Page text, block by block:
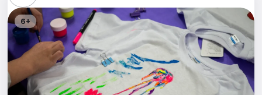
Стендап
Выставки
Квесты
Экскурсии
6+